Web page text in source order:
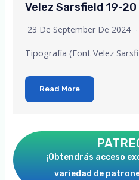
Velez Sarsfield 19-20
23 De September De 2024
Tipografía (Font Velez
Read More
¡Obtendrás acceso
variedad de